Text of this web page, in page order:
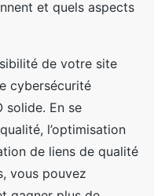
et quels aspects
de votre site
cybersécurité
solide. En se
l’optimisation
de liens de qualité
vous pouvez